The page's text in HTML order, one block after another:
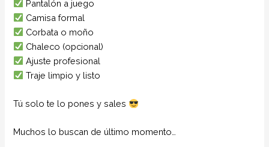
Pantalón a juego
Camisa formal
Corbata o moño
Chaleco (opcional)
Ajuste profesional
Traje limpio y listo
Tú solo te lo pones y sales
Muchos lo buscan de último momento…